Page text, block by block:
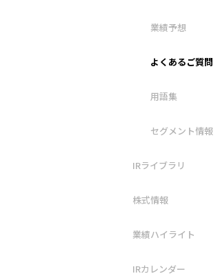
業績予想
よくあるご質問
用語集
セグメント情報
IRライブラリ
株式情報
業績ハイライト
IRカレンダー